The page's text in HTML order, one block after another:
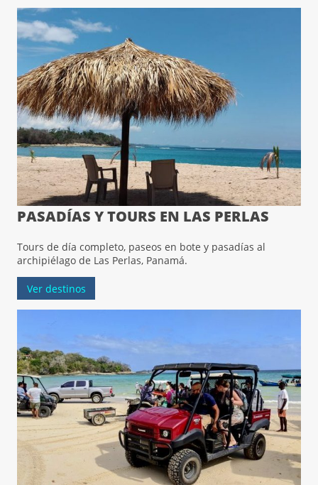
PASADÍAS Y TOURS EN LAS PERLAS
Tours de día completo, paseos en bote y pasadías al
archipiélago de Las Perlas, Panamá.
Ver destinos